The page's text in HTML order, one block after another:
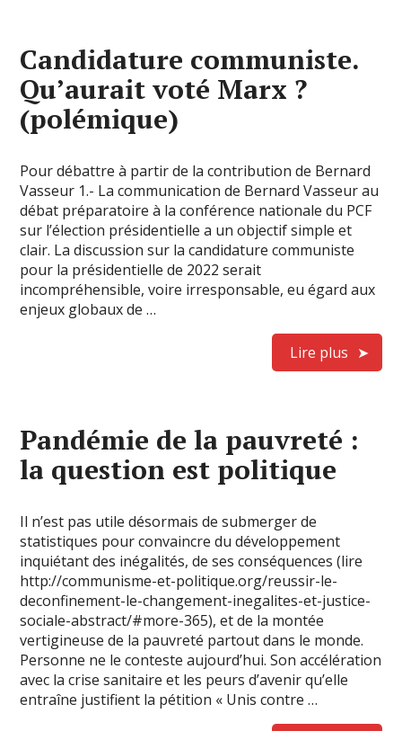
Candidature communiste.
Qu’aurait voté Marx ?
(polémique)
Pour débattre à partir de la contribution de Bernard
Vasseur 1.- La communication de Bernard Vasseur au
débat préparatoire à la conférence nationale du PCF
sur l’élection présidentielle a un objectif simple et
clair. La discussion sur la candidature communiste
pour la présidentielle de 2022 serait
incompréhensible, voire irresponsable, eu égard aux
enjeux globaux de …
Lire plus
Pandémie de la pauvreté :
la question est politique
Il n’est pas utile désormais de submerger de
statistiques pour convaincre du développement
inquiétant des inégalités, de ses conséquences (lire
http://communisme-et-politique.org/reussir-le-
deconfinement-le-changement-inegalites-et-justice-
sociale-abstract/#more-365), et de la montée
vertigineuse de la pauvreté partout dans le monde.
Personne ne le conteste aujourd’hui. Son accélération
avec la crise sanitaire et les peurs d’avenir qu’elle
entraîne justifient la pétition « Unis contre …